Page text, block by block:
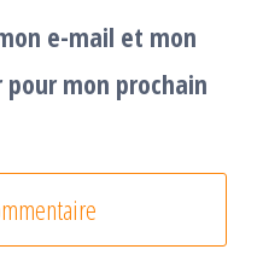
e-mail et mon
mon prochain